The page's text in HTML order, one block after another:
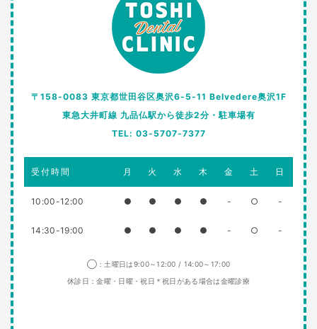
〒158-0083 東京都世田谷区奥沢6-5-11 Belvedere奥沢1F
東急大井町線 九品仏駅から徒歩2分・駐車場有
TEL: 03-5707-7377
受付時間 月 火 水 木 金 土 日
10:00-12:00 ● ● ● ● - ○ -
14:30-19:00 ● ● ● ● - ○ -
◯：土曜日は9:00～12:00 / 14:00～17:00
休診日：金曜・日曜・祝日＊祝日がある場合は金曜診療